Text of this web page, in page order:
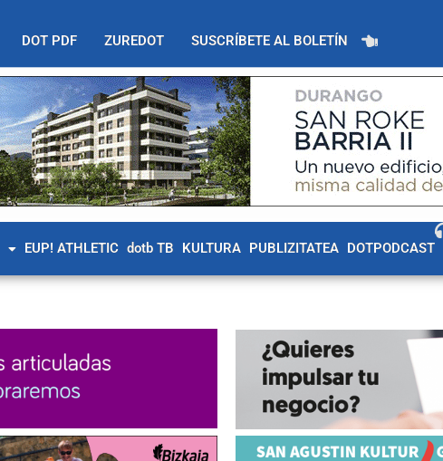
DOT PDF ZUREDOT SUSCRÍBETE AL BOLETÍN
EUP! ATHLETIC dotb TB KULTURA PUBLIZITATEA DOTPODCAST